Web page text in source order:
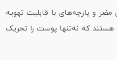
و پارچه‌های با قابلیت تهویه
هستند که نه‌تنها پوست را تحریک